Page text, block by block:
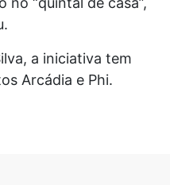
a iniciativa tem
Arcádia e Phi.